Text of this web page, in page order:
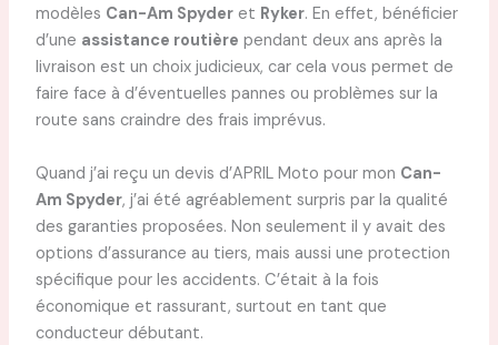
modèles Can-Am Spyderet Ryker. En effet, bénéficier
d’une assistance routière pendant deux ans après la
livraison est un choix judicieux, car cela vous permet de
faire face à d’éventuelles pannes ou problèmes sur la
route sans craindre des frais imprévus.
Quand j’ai reçu un devis d’APRIL Moto pour mon Can-
Am Spyder, j’ai été agréablement surpris par la qualité
des garanties proposées. Non seulement il y avait des
options d’assurance au tiers, mais aussi une protection
spécifique pour les accidents. C’était à la fois
économique et rassurant, surtout en tant que
conducteur débutant.